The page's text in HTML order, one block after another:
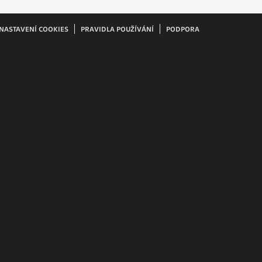
NASTAVENÍ COOKIES PRAVIDLA POUŽÍVÁNÍ PODPORA